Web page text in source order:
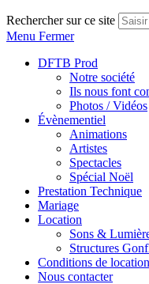
Rechercher sur ce site
Menu Fermer
DFTB Prod
Notre société
Ils nous font
Photos / Vidéos
Évènementiel
Animations
Artistes
Spectacles
Spécial Noël
Prestation Technique
Mariage
Location
Sons &
Structures
Conditions de location
Nous contacter